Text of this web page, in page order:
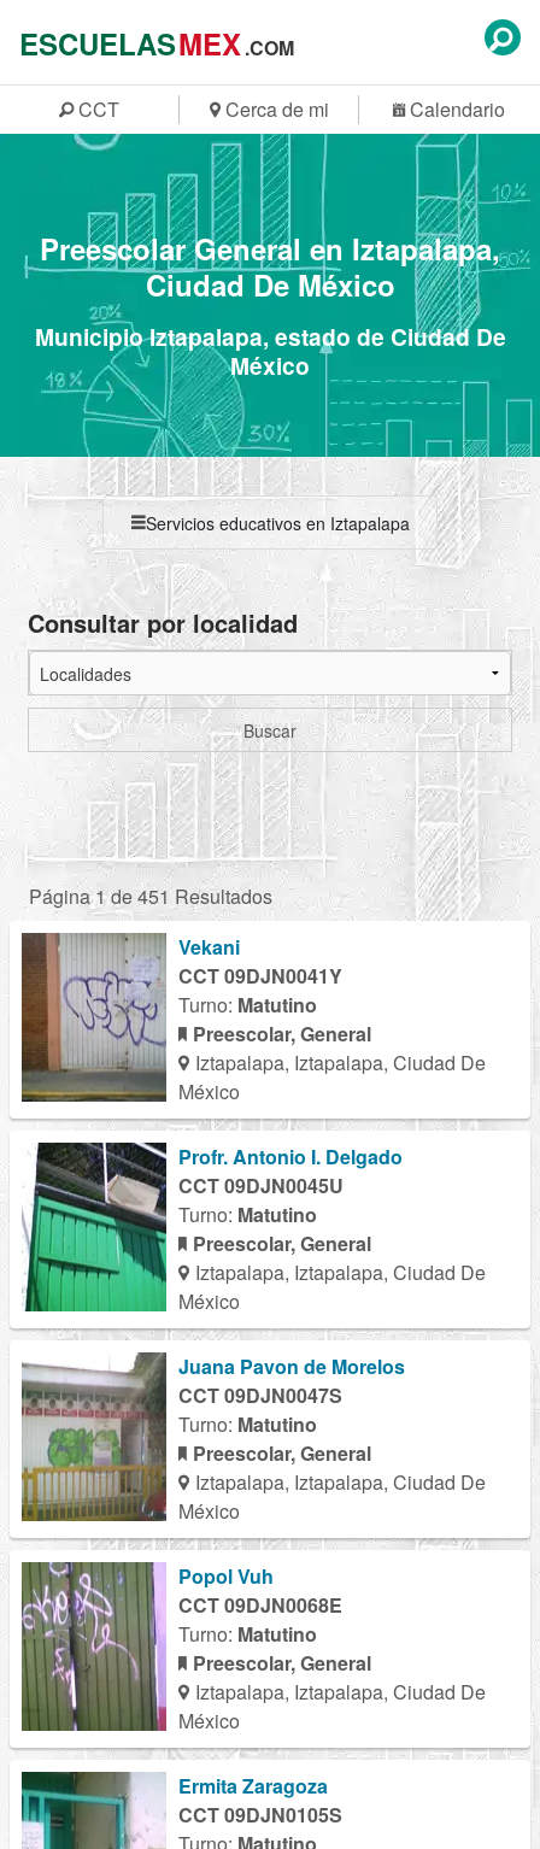
ESCUELASMEX.COM
CCT Cerca de mi Calendario
Preescolar General en Iztapalapa,
Ciudad De México
Municipio Iztapalapa, estado de Ciudad De
México
Servicios educativos en Iztapalapa
Consultar por localidad
Buscar
Página 1 de 451 Resultados
Vekani
CCT 09DJN0041Y
Turno: Matutino
Preescolar, General
Iztapalapa, Iztapalapa, Ciudad De
México
Profr. Antonio I. Delgado
CCT 09DJN0045U
Turno: Matutino
Preescolar, General
Iztapalapa, Iztapalapa, Ciudad De
México
Juana Pavon de Morelos
CCT 09DJN0047S
Turno: Matutino
Preescolar, General
Iztapalapa, Iztapalapa, Ciudad De
México
Popol Vuh
CCT 09DJN0068E
Turno: Matutino
Preescolar, General
Iztapalapa, Iztapalapa, Ciudad De
México
Ermita Zaragoza
CCT 09DJN0105S
Turno: Matutino